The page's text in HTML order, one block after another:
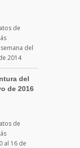
de
del
2014
del
de 2016
de
al 16 de